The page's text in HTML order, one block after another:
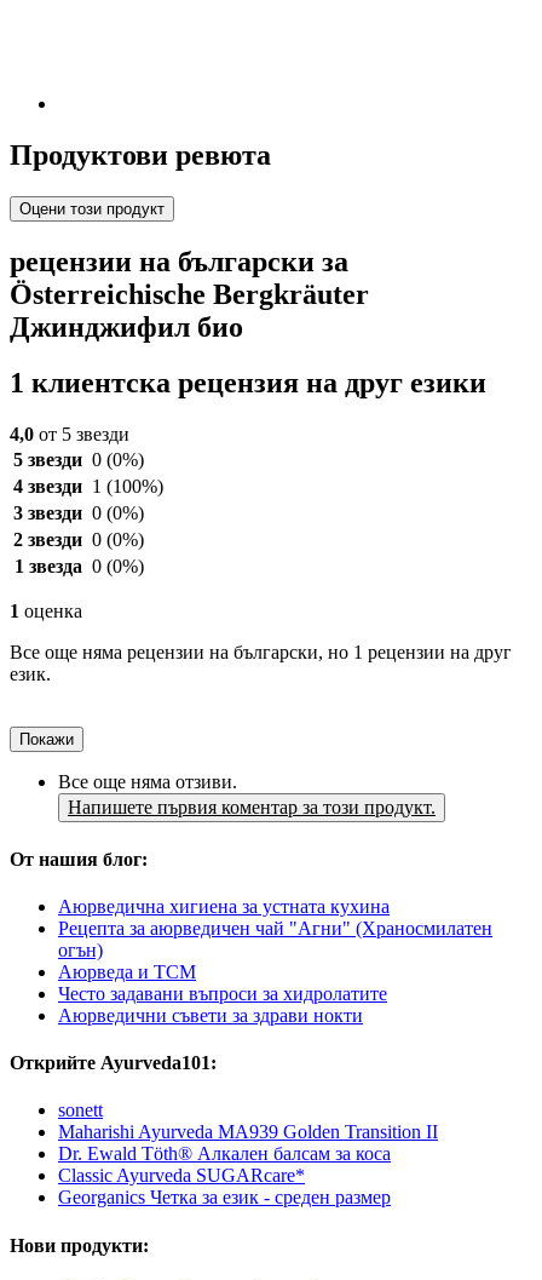
Продуктови ревюта
Оцени този продукт
рецензии на български за
Österreichische Bergkräuter
Джинджифил био
1 клиентска рецензия на друг езики
4,0 от 5 звезди
5 звезди 0 (0%)
4 звезди 1 (100%)
3 звезди 0 (0%)
2 звезди 0 (0%)
1 звезда 0 (0%)
1 оценка
Все още няма рецензии на български, но 1 рецензии на друг
език.
Покажи
Все още няма отзиви.
Напишете първия коментар за този продукт.
От нашия блог:
Аюрведична хигиена за устната кухина
Рецепта за аюрведичен чай "Агни" (Храносмилатен
огън)
Аюрведа и TCM
Често задавани въпроси за хидролатите
Аюрведични съвети за здрави нокти
Открийте Ayurveda101:
sonett
Maharishi Ayurveda MA939 Golden Transition II
Dr. Ewald Töth® Алкален балсам за коса
Classic Ayurveda SUGARcare*
Georganics Четка за език - среден размер
Нови продукти: